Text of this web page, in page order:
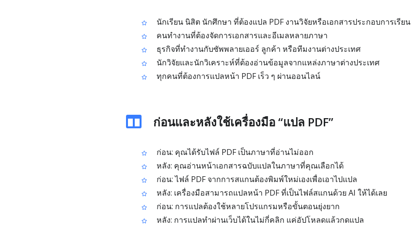
นักเรียน นิสิต นักศึกษา ที่ต้องแปล PDF งานวิจัยหรือเอกสารประกอบการเรียน
คนทำงานที่ต้องจัดการเอกสารและอีเมลหลายภาษา
ธุรกิจที่ทำงานกับซัพพลายเออร์ ลูกค้า หรือทีมงานต่างประเทศ
นักวิจัยและนักวิเคราะห์ที่ต้องอ่านข้อมูลจากแหล่งภาษาต่างประเทศ
ทุกคนที่ต้องการแปลหน้า PDF เร็ว ๆ ผ่านออนไลน์
ก่อนและหลังใช้เครื่องมือ “แปล PDF”
ก่อน: คุณได้รับไฟล์ PDF เป็นภาษาที่อ่านไม่ออก
หลัง: คุณอ่านหน้าเอกสารฉบับแปลในภาษาที่คุณเลือกได้
ก่อน: ไฟล์ PDF จากการสแกนต้องพิมพ์ใหม่เองเพื่อเอาไปแปล
หลัง: เครื่องมือสามารถแปลหน้า PDF ที่เป็นไฟล์สแกนด้วย AI ให้ได้เลย
ก่อน: การแปลต้องใช้หลายโปรแกรมหรือขั้นตอนยุ่งยาก
หลัง: การแปลทำผ่านเว็บได้ในไม่กี่คลิก แค่อัปโหลดแล้วกดแปล